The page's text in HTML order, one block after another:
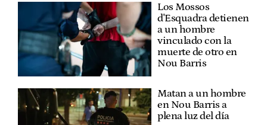
Los Mossos
d'Esquadra detienen
a un hombre
vinculado con la
muerte de otro en
Nou Barris
Matan a un hombre
en Nou Barris a
plena luz del día